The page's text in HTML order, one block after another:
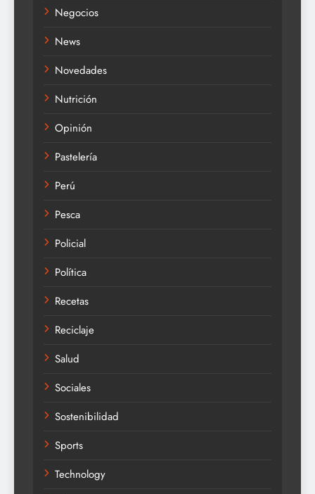
Negocios
News
Novedades
Nutrición
Opinión
Pastelería
Perú
Pesca
Policial
Política
Recetas
Reciclaje
Salud
Sociales
Sostenibilidad
Sports
Technology